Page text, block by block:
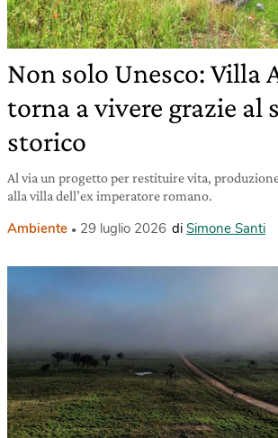
Non solo Unesco: Villa
torna a vivere grazie al
storico
Al via un progetto per restituire vita,
alla villa dell’ex imperatore romano.
Ambiente 29 luglio 2026 di Simone Santi